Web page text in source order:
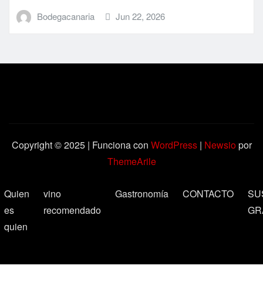
Bodegacanaria Jun 22, 2026
Copyright © 2025 | Funciona con WordPress | Newsiopor
ThemeArile
Quien
es
quien
vino
recomendado
Gastronomía CONTACTO